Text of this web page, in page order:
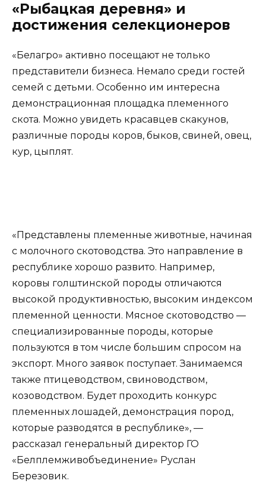
«Рыбацкая деревня» и
достижения селекционеров
«Белагро» активно посещают не только
представители бизнеса. Немало среди гостей
семей с детьми. Особенно им интересна
демонстрационная площадка племенного
скота. Можно увидеть красавцев скакунов,
различные породы коров, быков, свиней, овец,
кур, цыплят.
«Представлены племенные животные, начиная
с молочного скотоводства. Это направление в
республике хорошо развито. Например,
коровы голштинской породы отличаются
высокой продуктивностью, высоким индексом
племенной ценности. Мясное скотоводство —
специализированные породы, которые
пользуются в том числе большим спросом на
экспорт. Много заявок поступает. Занимаемся
также птицеводством, свиноводством,
козоводством. Будет проходить конкурс
племенных лошадей, демонстрация пород,
которые разводятся в республике», —
рассказал генеральный директор ГО
«Белплемживобъединение» Руслан
Березовик.